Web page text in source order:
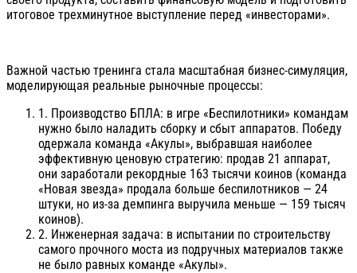
итоговое трехминутное выступление перед «инвесторами».
Важной частью тренинга стала масштабная бизнес-симуляция,
моделирующая реальные рыночные процессы:
1. Производство БПЛА: в игре «Беспилотники» командам
нужно было наладить сборку и сбыт аппаратов. Победу
одержала команда «Акулы», выбравшая наиболее
эффективную ценовую стратегию: продав 21 аппарат,
они заработали рекордные 163 тысячи коинов (команда
«Новая звезда» продала больше беспилотников — 24
штуки, но из-за демпинга выручила меньше — 159 тысяч
коинов).
2. Инженерная задача: в испытании по строительству
самого прочного моста из подручных материалов также
не было равных команде «Акулы».